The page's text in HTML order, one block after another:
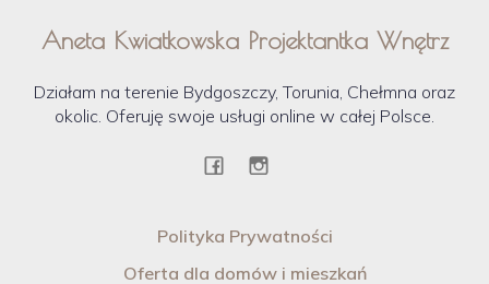
Aneta Kwiatkowska Projektantka Wnętrz
Działam na terenie Bydgoszczy, Torunia, Chełmna oraz
okolic. Oferuję swoje usługi online w całej Polsce.
Polityka Prywatności
Oferta dla domów i mieszkań